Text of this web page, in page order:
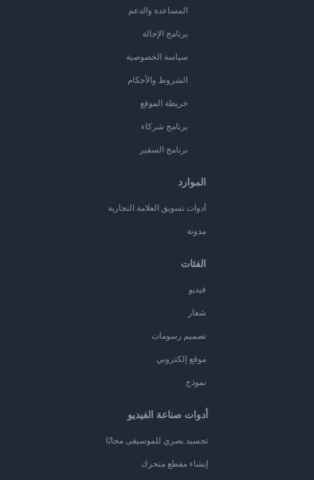
المساعدة والدعم
برنامج الإحالة
سياسة الخصوصية
الشروط والأحكام
خريطة الموقع
برنامج شركاء
برنامج السفير
الموارد
أدوات تسويق العلامة التجارية
مدونة
الفئات
فيديو
شعار
تصميم رسومات
موقع إلكتروني
نموذج
أدوات صناعة الفيديو
تجسيد بصري للموسيقى مجانًا
إنشاء مقطع متحرك